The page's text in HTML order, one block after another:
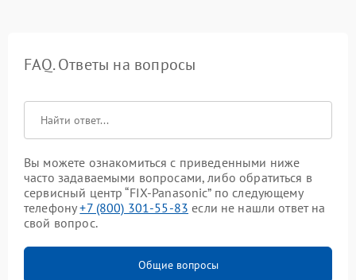
FAQ. Ответы на вопросы
Вы можете ознакомиться с приведенными ниже
часто задаваемыми вопросами, либо обратиться в
сервисный центр “FIX-Panasonic” по следующему
телефону+7 (800) 301-55-83 если не нашли ответ на
свой вопрос.
Общие вопросы